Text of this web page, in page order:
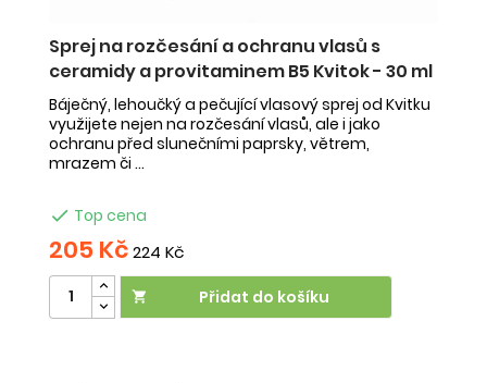
Sprej na rozčesání a ochranu vlasů s
ceramidy a provitaminem B5 Kvitok - 30 ml
Báječný, lehoučký a pečující vlasový sprej od Kvitku
využijete nejen na rozčesání vlasů, ale i jako
ochranu před slunečními paprsky, větrem,
mrazem či ...
 Top cena
205 Kč224 Kč
 Přidat do košíku